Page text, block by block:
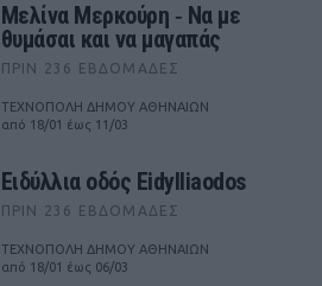
Μελίνα Μερκούρη ‑ Να με
θυμάσαι και να μαγαπάς
ΠΡΙΝ 236 ΕΒΔΟΜΆΔΕΣ
ΤΕΧΝΟΠΟΛΗ ΔΗΜΟΥ ΑΘΗΝΑΙΩΝ
από 18/01 έως 11/03
Ειδύλλια οδός Eidylliaodos
ΠΡΙΝ 236 ΕΒΔΟΜΆΔΕΣ
ΤΕΧΝΟΠΟΛΗ ΔΗΜΟΥ ΑΘΗΝΑΙΩΝ
από 18/01 έως 06/03